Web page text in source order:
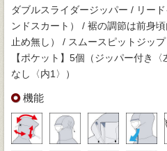
ダブルスライダージッパー / リー
ンドスカート） / 裾の調節は前身
止め無し） / スムースピットジッ
【ポケット】5個（ジッパー付き
なし〈内1〉）
機能